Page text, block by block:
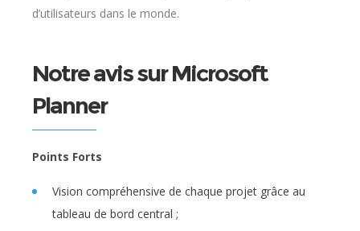
d’utilisateurs dans le monde.
Notre avis sur Microsoft
Planner
Points Forts
Vision compréhensive de chaque projet grâce au
tableau de bord central ;